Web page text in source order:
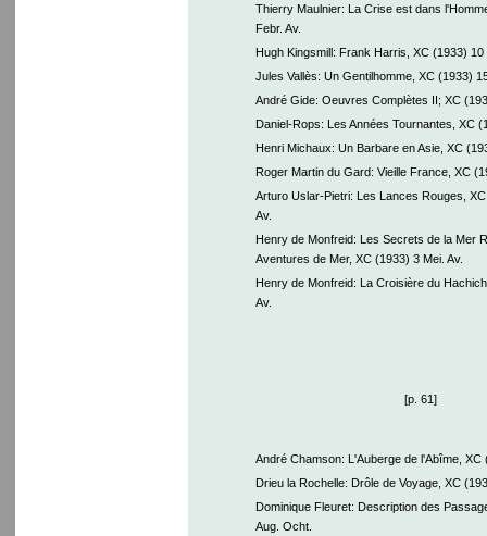
Thierry Maulnier: La Crise est dans
Febr. Av.
Hugh Kingsmill: Frank Harris, XC (1933) 10
Jules Vallès: Un Gentilhomme, XC (1933)
André Gide: Oeuvres Complètes II; XC
Daniel-Rops: Les Années Tournantes, XC
Henri Michaux: Un Barbare en Asie, XC
Roger Martin du Gard: Vieille France, XC
Arturo Uslar-Pietri: Les Lances Rouges,
Av.
Henry de Monfreid: Les Secrets de la Mer
Aventures de Mer, XC (1933) 3 Mei. Av.
Henry de Monfreid: La Croisière du
Av.
[p. 61]
André Chamson: L'Auberge de l'Abîme, XC
Drieu la Rochelle: Drôle de Voyage, XC
Dominique Fleuret: Description des
Aug. Ocht.